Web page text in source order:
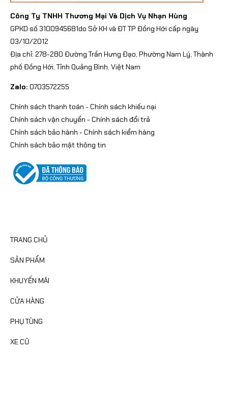
Công Ty TNHH Thương Mại Và Dịch Vụ Nhạn Hùng
GPKD số 3100945681do Sở KH và ĐT TP Đồng Hới cấp ngày
03/10/2012
Địa chỉ: 278-280 Đường Trần Hưng Đạo, Phường Nam Lý, Thành
phố Đồng Hới, Tỉnh Quảng Bình, Việt Nam
Zalo: 0703572255
Chính sách thanh toán - Chính sách khiếu nại
Chính sách vận chuyển - Chính sách đổi trả
Chính sách bảo hành - Chính sách kiểm hàng
Chính sách bảo mật thông tin
TRANG CHỦ
SẢN PHẨM
KHUYẾN MÃI
CỬA HÀNG
PHỤ TÙNG
XE CŨ